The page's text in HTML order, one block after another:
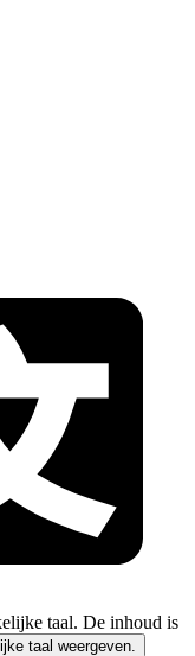
taal. De inhoud is
taal weergeven.